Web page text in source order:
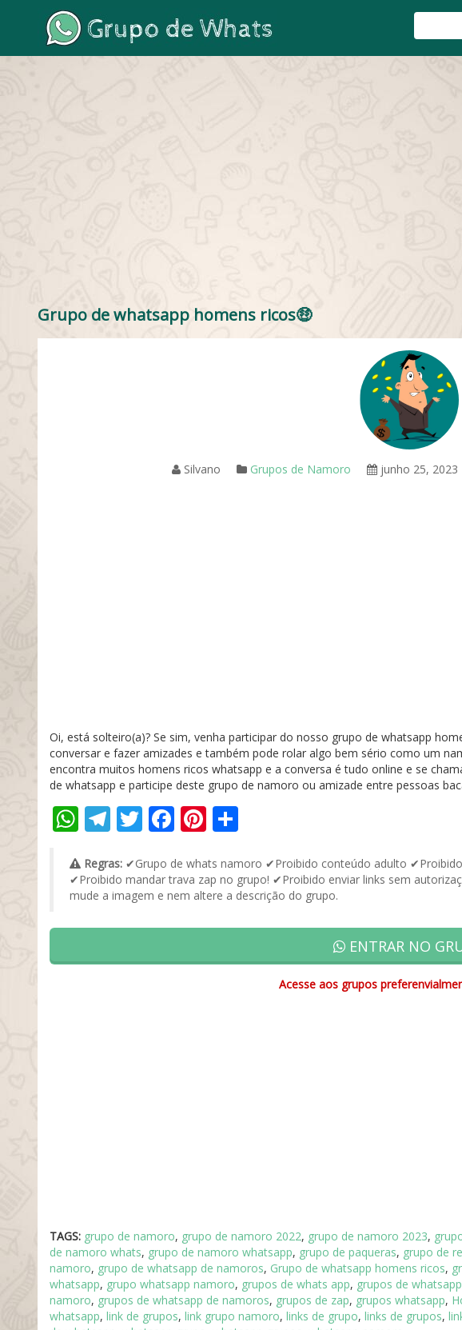
Grupo de whatsapp homens ricos🤑
Silvano Grupos de Namoro junho 25, 2023
Oi, está solteiro(a)? Se sim, venha participar do nosso grupo de whatsapp
conversar e fazer amizades e também pode rolar algo bem sério como um
encontra muitos homens ricos whatsapp e a conversa é tudo online e se
de whatsapp e participe deste grupo de namoro ou amizade entre pessoas
WhatsApp
Telegram
Twitter
Facebook
Pinterest
Regras: ✔Grupo de whats namoro ✔Proibido conteúdo adulto
✔Proibido mandar trava zap no grupo! ✔Proibido enviar links sem
mude a imagem e nem altere a descrição do grupo.
ENTRAR NO
Acesse aos grupos
TAGS: grupo de namoro, grupo de namoro 2022, grupo de namoro 2023,
de namoro whats, grupo de namoro whatsapp, grupo de paqueras, grupo de
namoro, grupo de whatsapp de namoros, Grupo de whatsapp homens ricos,
whatsapp, grupo whatsapp namoro, grupos de whats app, grupos de whatsapp
namoro, grupos de whatsapp de namoros, grupos de zap, grupos whatsapp,
whatsapp, link de grupos, link grupo namoro, links de grupo, links de grupos,